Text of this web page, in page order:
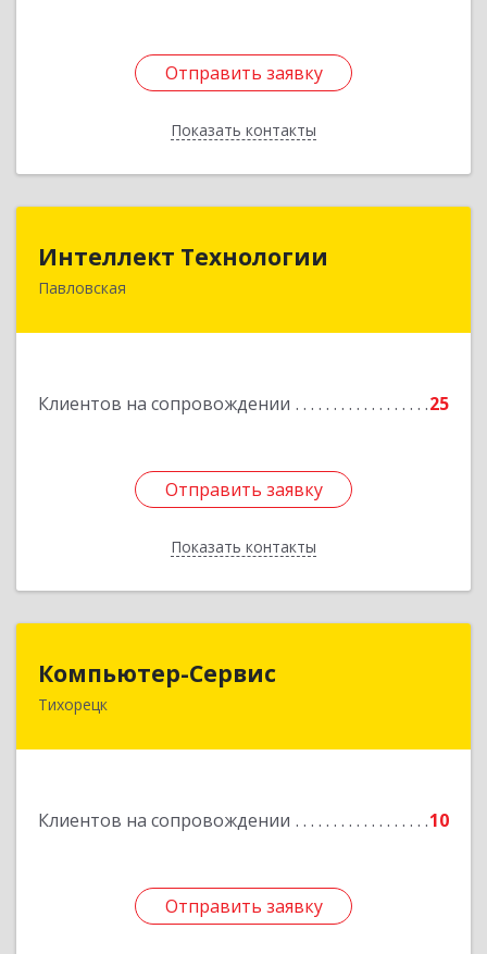
Отправить заявку
Показать контакты
Отправить заявку
Назад
Интеллект Технологии
Павловская
Клиентов на сопровождении 25
Отправить заявку
Показать контакты
352040, Краснодарский край, Павловский р-н,
Отправить заявку
Назад
Компьютер-Сервис
Тихорецк
Клиентов на сопровождении 10
Отправить заявку
352040, Краснодарский край, Павловский р-н,
Отправить заявку